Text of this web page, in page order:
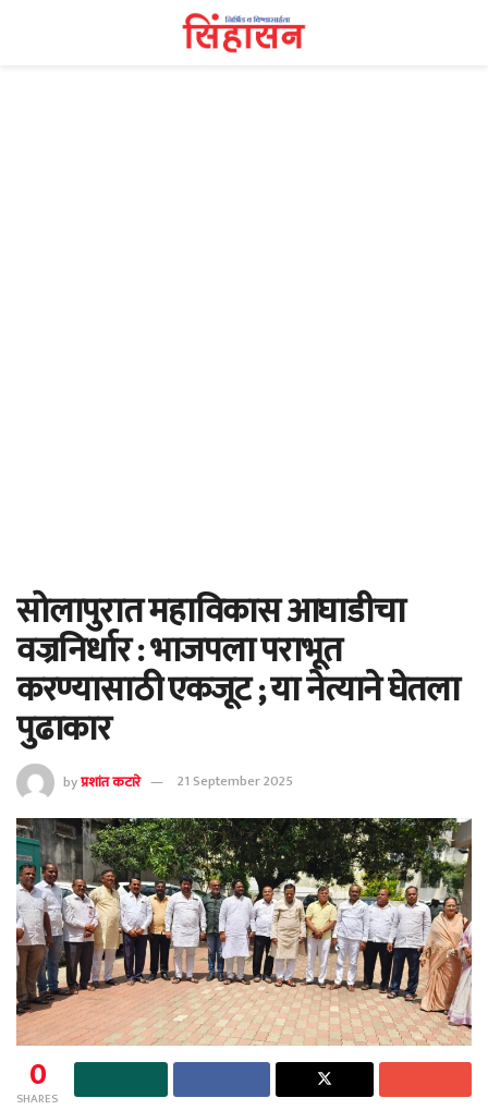
सोलापुरात महाविकास आघाडीचा
वज्रनिर्धार : भाजपला पराभूत
करण्यासाठी एकजूट ; या नेत्याने घेतला
पुढाकार
byप्रशांत कटारे 21 September 2025
0
SHARES